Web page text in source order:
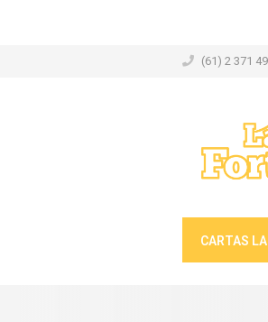
(61) 2 371
CARTAS